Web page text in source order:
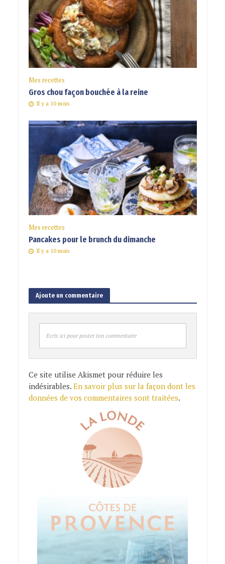
Mes recettes
Gros chou façon bouchée à la reine
Il y a 10 mois
Mes recettes
Pancakes pour le brunch du dimanche
Il y a 10 mois
Ajoute un commentaire
Ecris ici pour poster ton commentaire
Ce site utilise Akismet pour réduire les
indésirables. En savoir plus sur la façon dont les
données de vos commentaires sont traitées.